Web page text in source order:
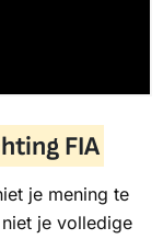
FIA
je mening te
je volledige